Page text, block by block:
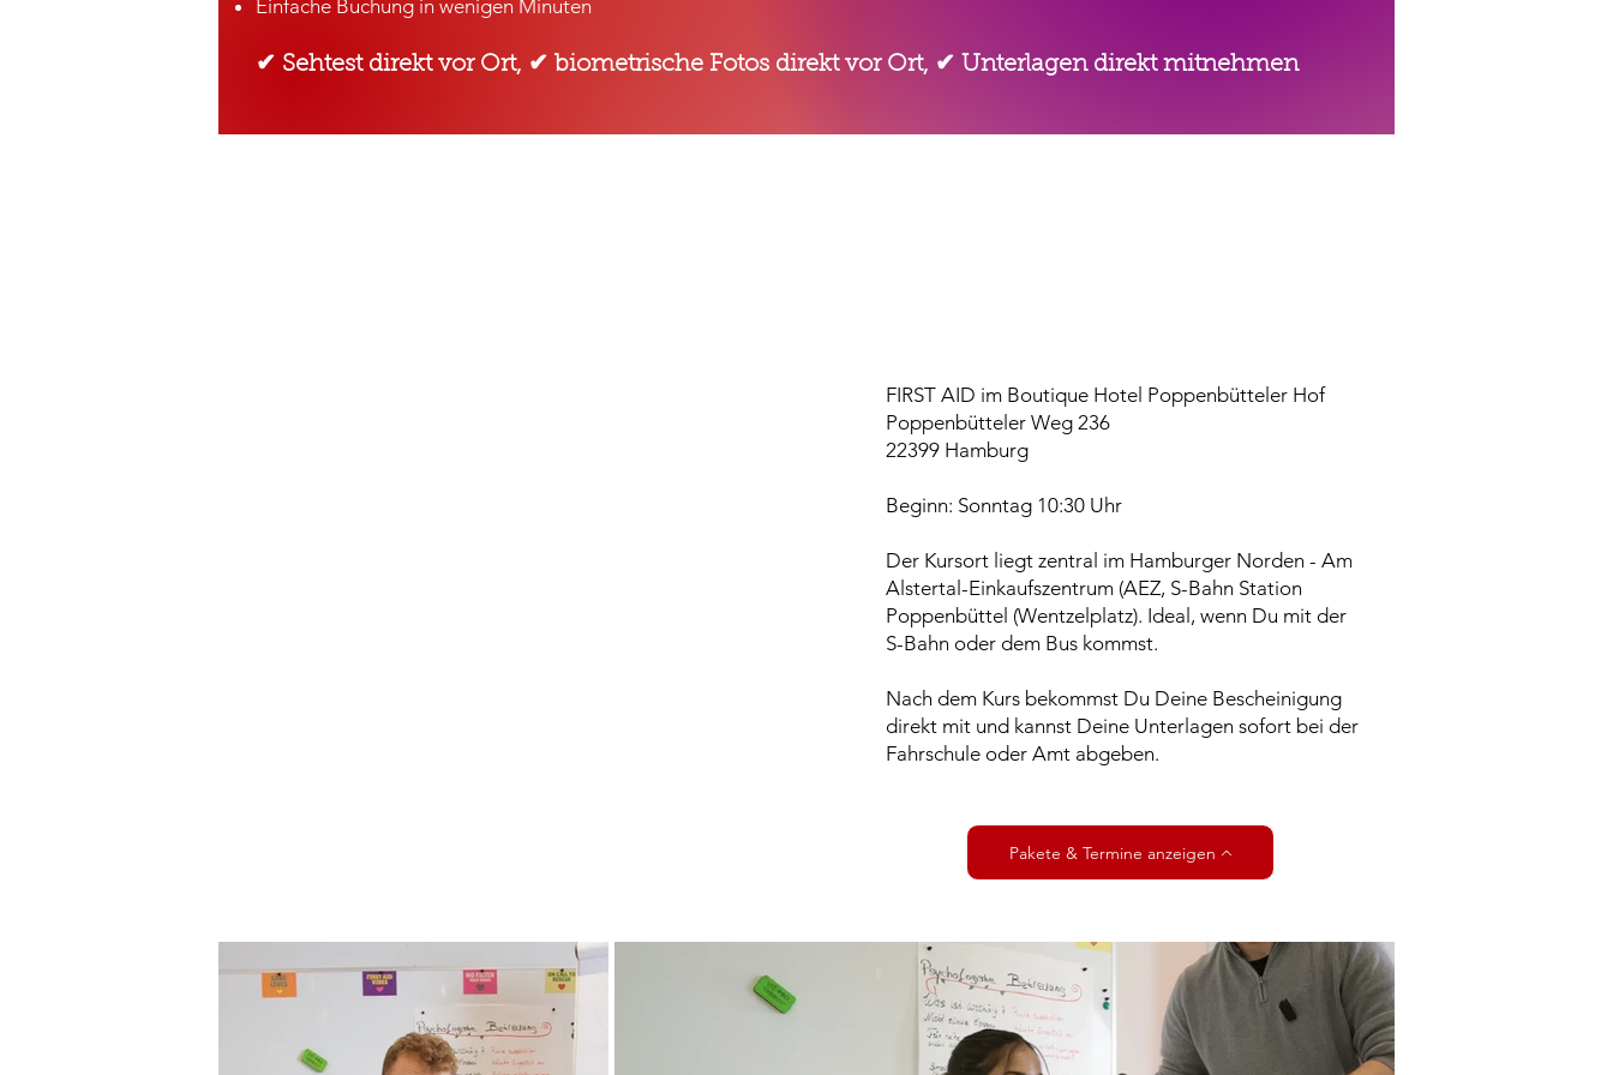
Einfache Buchung in wenigen Minuten
✔ Sehtest direkt vor Ort, ✔ biometrische Fotos direkt vor Ort, ✔ Unterlagen direkt mitnehmen
​FIRST AID im Boutique Hotel Poppenbütteler Hof
Poppenbütteler Weg 236
22399 Hamburg
Beginn: Sonntag 10:30 Uhr
Der Kursort liegt zentral im Hamburger Norden - Am
Alstertal-Einkaufszentrum (AEZ, S-Bahn Station
Poppenbüttel (Wentzelplatz). Ideal, wenn Du mit der
S-Bahn oder dem Bus kommst.
Nach dem Kurs bekommst Du Deine Bescheinigung
direkt mit und kannst Deine Unterlagen sofort bei der
Fahrschule oder Amt abgeben.
Pakete & Termine anzeigen